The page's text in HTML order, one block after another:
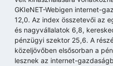
GKIeNET-Webigen internet-
12,0. Az index összetevői az
és nagyvállalatok 6,8,
pénzügyi szektor 25,6. A
közeljövőben elsősorban a
lesznek az internet-